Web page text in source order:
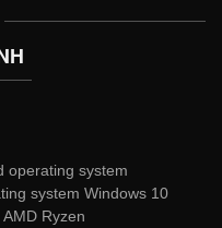
operating system
system Windows 10
Ryzen